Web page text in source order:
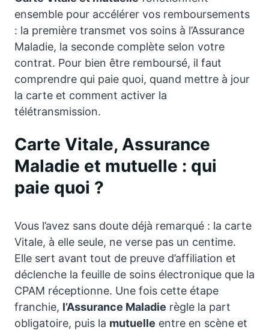
ensemble pour accélérer vos remboursements
: la première transmet vos soins à l’Assurance
Maladie, la seconde complète selon votre
contrat. Pour bien être remboursé, il faut
comprendre qui paie quoi, quand mettre à jour
la carte et comment activer la
télétransmission.
Carte Vitale, Assurance
Maladie et mutuelle : qui
paie quoi ?
Vous l’avez sans doute déjà remarqué : la carte
Vitale, à elle seule, ne verse pas un centime.
Elle sert avant tout de preuve d’affiliation et
déclenche la feuille de soins électronique que la
CPAM réceptionne. Une fois cette étape
franchie, l’Assurance Maladie règle la part
obligatoire, puis la mutuelle entre en scène et